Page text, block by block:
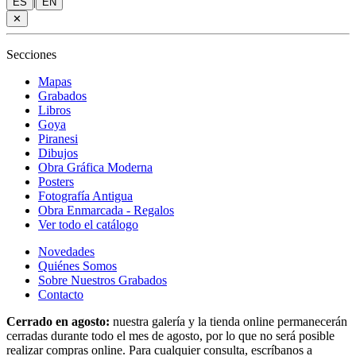
✕
Secciones
Mapas
Grabados
Libros
Goya
Piranesi
Dibujos
Obra Gráfica Moderna
Posters
Fotografía Antigua
Obra Enmarcada - Regalos
Ver todo el catálogo
Novedades
Quiénes Somos
Sobre Nuestros Grabados
Contacto
Cerrado en agosto: nuestra galería y la tienda online permanecerán
cerradas durante todo el mes de agosto, por lo que no será posible
realizar compras online. Para cualquier consulta, escríbanos a